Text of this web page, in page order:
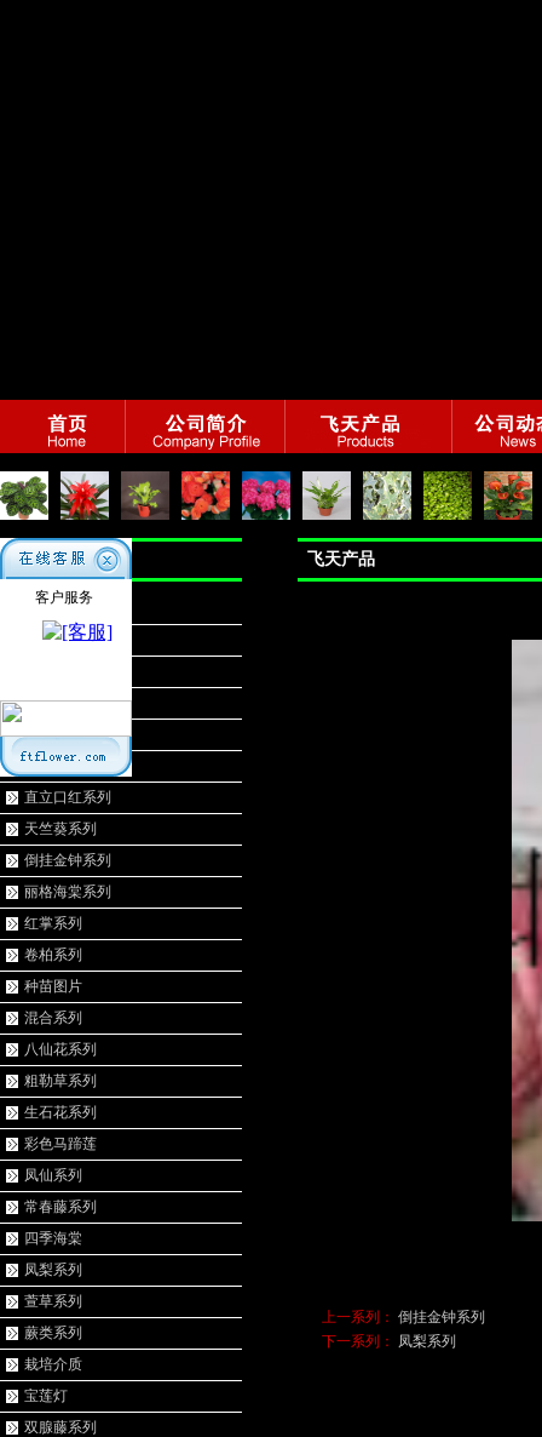
客户服务
产品分类
竹芋系列
白掌系列
观叶海棠系列
扶桑系列
多肉系列
直立口红系列
天竺葵系列
倒挂金钟系列
丽格海棠系列
红掌系列
卷柏系列
种苗图片
混合系列
八仙花系列
粗勒草系列
生石花系列
彩色马蹄莲
凤仙系列
常春藤系列
四季海棠
凤梨系列
萱草系列
蕨类系列
栽培介质
宝莲灯
双腺藤系列
飞天产品
上一系列： 倒挂金钟系列
下一系列：
凤梨系列